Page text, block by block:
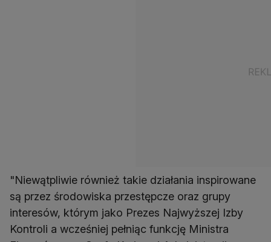
"Niewątpliwie również takie działania inspirowane
są przez środowiska przestępcze oraz grupy
interesów, którym jako Prezes Najwyższej Izby
Kontroli a wcześniej pełniąc funkcję Ministra